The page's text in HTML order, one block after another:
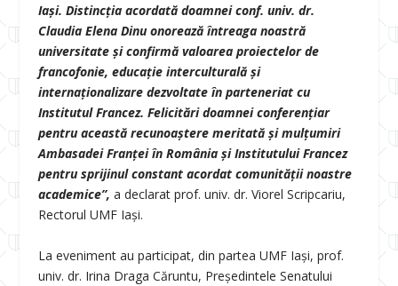
Iași. Distincția acordată doamnei conf. univ. dr.
Claudia Elena Dinu onorează întreaga noastră
universitate și confirmă valoarea proiectelor de
francofonie, educație interculturală și
internaționalizare dezvoltate în parteneriat cu
Institutul Francez. Felicitări doamnei conferențiar
pentru această recunoaștere meritată și mulțumiri
Ambasadei Franței în România și Institutului Francez
pentru sprijinul constant acordat comunității noastre
academice”, a declarat prof. univ. dr. Viorel Scripcariu,
Rectorul UMF Iași.
La eveniment au participat, din partea UMF Iași, prof.
univ. dr. Irina Draga Căruntu, Președintele Senatului